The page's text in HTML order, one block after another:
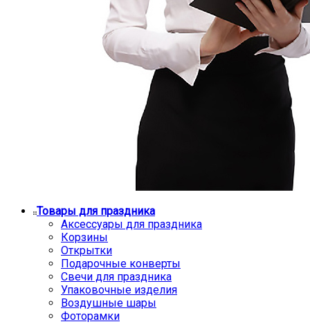
Товары для праздника
Аксессуары для праздника
Корзины
Открытки
Подарочные конверты
Свечи для праздника
Упаковочные изделия
Воздушные шары
Фоторамки